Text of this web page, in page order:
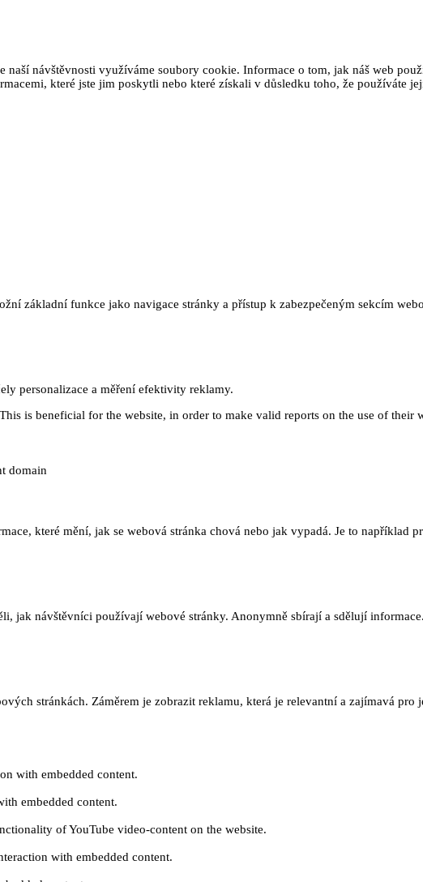
návštěvnosti využíváme soubory cookie. Informace o tom, jak náš web
které jste jim poskytli nebo které získali v důsledku toho, že používáte
základní funkce jako navigace stránky a přístup k zabezpečeným sekcím
personalizace a měření efektivity reklamy.
is beneficial for the website, in order to make valid reports on the use of their
domain
které mění, jak se webová stránka chová nebo jak vypadá. Je to například
jak návštěvníci používají webové stránky. Anonymně sbírají a sdělují informace.
stránkách. Záměrem je zobrazit reklamu, která je relevantní a zajímavá
with embedded content.
embedded content.
of YouTube video-content on the website.
with embedded content.